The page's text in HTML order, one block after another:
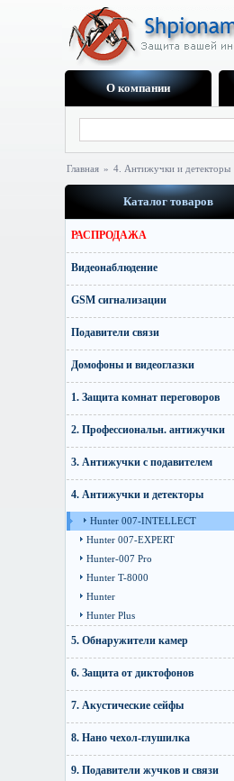
О компании
Главная » 4. Антижучки и детекторы
Каталог товаров
РАСПРОДАЖА
Видеонаблюдение
GSM сигнализации
Подавители связи
Домофоны и видеоглазки
1. Защита комнат переговоров
2. Профессиональн. антижучки
3. Антижучки с подавителем
4. Антижучки и детекторы
Hunter 007-INTELLECT
Hunter 007-EXPERT
Hunter-007 Pro
Hunter T-8000
Hunter
Hunter Plus
5. Обнаружители камер
6. Защита от диктофонов
7. Акустические сейфы
8. Нано чехол-глушилка
9. Подавители жучков и связи